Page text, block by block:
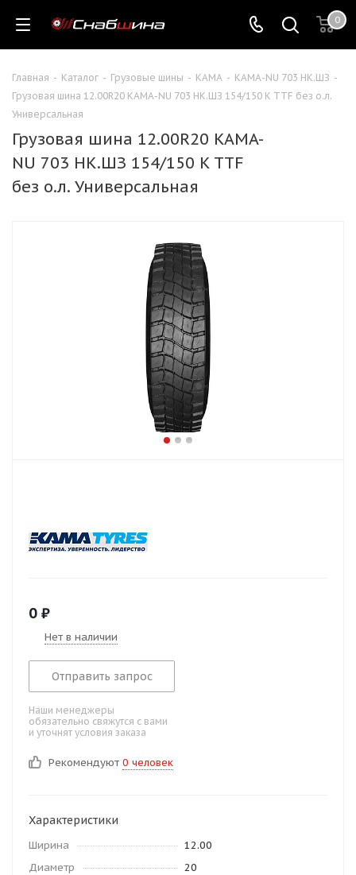
0
Главная - Каталог - Грузовые шины - КАМА - КАМА-NU 703 НК.ШЗ -
Грузовая шина 12.00R20 KAMA-NU 703 НК.ШЗ 154/150 K TTF без о.л.
Универсальная
Грузовая шина 12.00R20 KAMA-
NU 703 НК.ШЗ 154/150 K TTF
без о.л. Универсальная
0 ₽
Нет в наличии
Отправить запрос
Наши менеджеры
обязательно свяжутся с вами
и уточнят условия заказа
Рекомендуют 0 человек
Характеристики
Ширина
12.00
Диаметр
20